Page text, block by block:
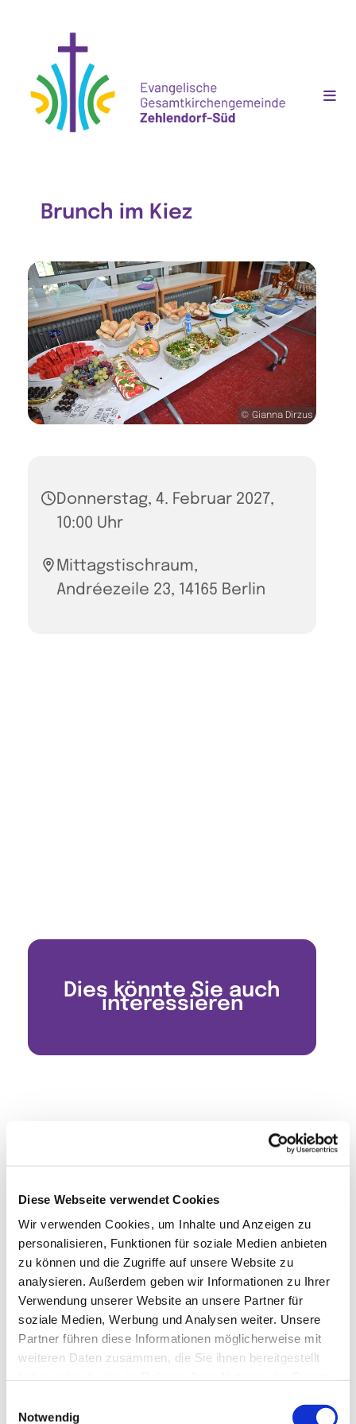
Diese Webseite verwendet Cookies
Wir verwenden Cookies, um Inhalte und Anzeigen zu
personalisieren, Funktionen für soziale Medien anbieten
zu können und die Zugriffe auf unsere Website zu
analysieren. Außerdem geben wir Informationen zu Ihrer
Verwendung unserer Website an unsere Partner für
soziale Medien, Werbung und Analysen weiter. Unsere
Partner führen diese Informationen möglicherweise mit
weiteren Daten zusammen, die Sie ihnen bereitgestellt
Notwendig
Brunch im Kiez
© Gianna Dirzus
Donnerstag, 4. Februar 2027,
10:00 Uhr
Mittagstischraum,
Andréezeile 23, 14165 Berlin
Dies könnte Sie auch
interessieren